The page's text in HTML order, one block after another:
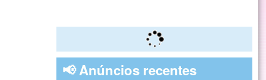
📢 Anúncios recentes